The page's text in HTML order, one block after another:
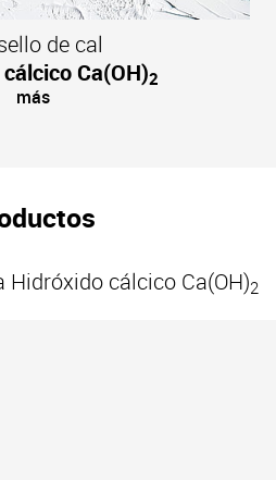
de cal
Ca(OH)2
más
cálcico Ca(OH)2